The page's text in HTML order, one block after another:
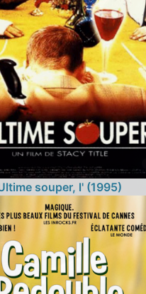
souper, l' (1995)